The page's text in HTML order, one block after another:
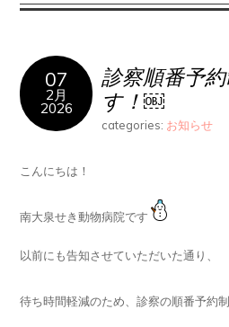
07
2月
2026
診察順番予
す！￼
categories: お知らせ
こんにちは！
南大泉せき動物病院です
以前にも告知させていただいた通り、
待ち時間軽減のため、診察の順番予約